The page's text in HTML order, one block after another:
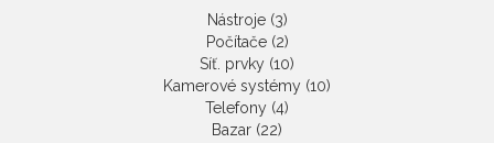
Nástroje (3)
Počítače (2)
Síť. prvky (10)
Kamerové systémy (10)
Telefony (4)
Bazar (22)